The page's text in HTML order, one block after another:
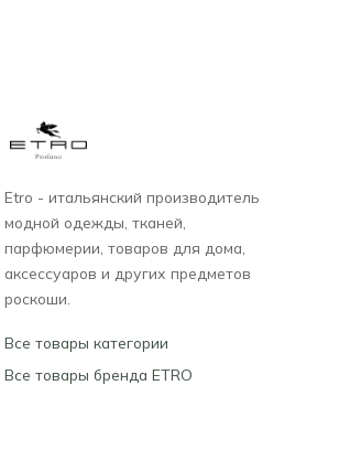
Etro - итальянский производитель
модной одежды, тканей,
парфюмерии, товаров для дома,
аксессуаров и других предметов
роскоши.
Все товары категории
Все товары бренда ETRO